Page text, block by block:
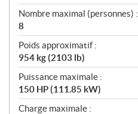
Nombre maximal (personnes) :
8
Poids approximatif :
954 kg (2103 lb)
Puissance maximale :
150 HP (111.85 kW)
Charge maximale :